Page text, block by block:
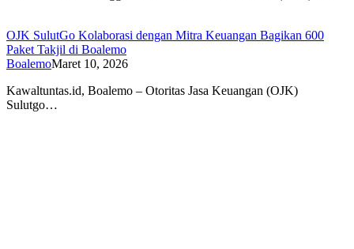
OJK SulutGo Kolaborasi dengan Mitra Keuangan Bagikan 600
Paket Takjil di Boalemo
BoalemoMaret 10, 2026
Kawaltuntas.id, Boalemo – Otoritas Jasa Keuangan (OJK)
Sulutgo…